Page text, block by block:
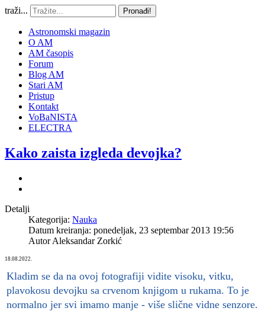
traži... Pronađi!
Astronomski magazin
O AM
AM časopis
Forum
Blog AM
Stari AM
Pristup
Kontakt
VoBaNISTA
ELECTRA
Kako zaista izgleda devojka?
Detalji
Kategorija: Nauka
Datum kreiranja: ponedeljak, 23 septembar 2013 19:56
AutorAleksandar Zorkić
18.08.2022.
Kladim se da na ovoj fotografiji vidite visoku, vitku,
plavokosu devojku sa crvenom knjigom u rukama. To je
normalno jer svi imamo manje - više slične vidne senzore.